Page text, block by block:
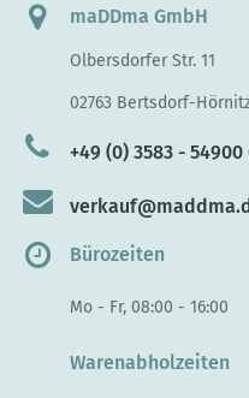
maDDma GmbH
Olbersdorfer Str. 11
02763 Bertsdorf-
+49 (0) 3583 - 54900
Bürozeiten
Mo - Fr, 08:00 - 16:00
Warenabholzeiten